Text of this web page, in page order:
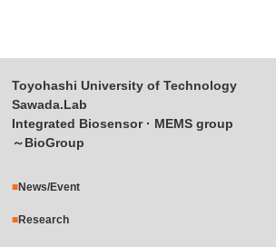
Toyohashi University of Technology
Sawada.Lab
Integrated Biosensor · MEMS group
～BioGroup
News/Event
Research